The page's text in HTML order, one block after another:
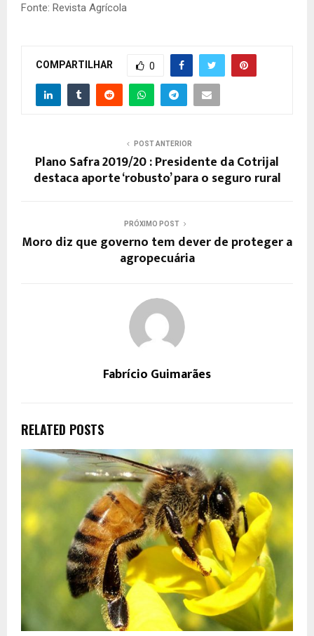
Fonte: Revista Agrícola
COMPARTILHAR 0
POST ANTERIOR
Plano Safra 2019/20 : Presidente da Cotrijal
destaca aporte ‘robusto’ para o seguro rural
PRÓXIMO POST
Moro diz que governo tem dever de proteger a
agropecuária
Fabrício Guimarães
RELATED POSTS